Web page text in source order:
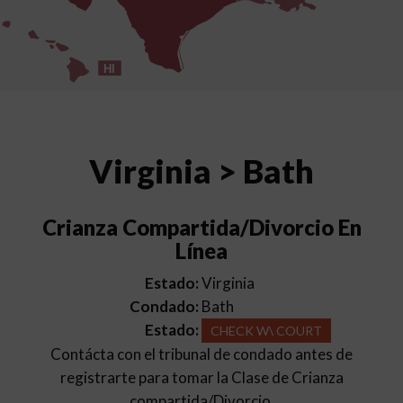
HI
Virginia > Bath
Crianza Compartida/Divorcio En
Línea
Estado:Virginia
Condado: Bath
Estado:
CHECK W\ COURT
Contácta con el tribunal de condado antes de
registrarte para tomar la Clase de Crianza